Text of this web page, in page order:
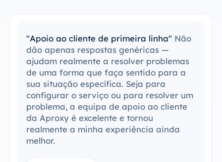
"Apoio ao cliente de primeira linha" Não
dão apenas respostas genéricas —
ajudam realmente a resolver problemas
de uma forma que faça sentido para a
sua situação específica. Seja para
configurar o serviço ou para resolver um
problema, a equipa de apoio ao cliente
da Aproxy é excelente e tornou
realmente a minha experiência ainda
melhor.